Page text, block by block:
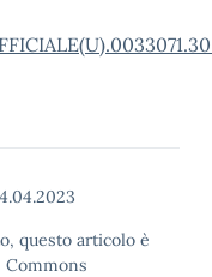
questo articolo è
Commons